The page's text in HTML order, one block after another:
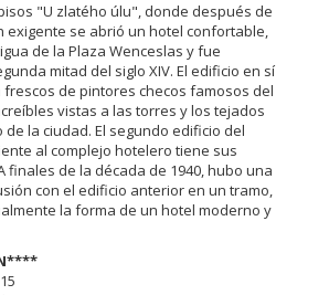
"U zlatého úlu", donde después de
exigente se abrió un hotel confortable,
de la Plaza Wenceslas y fue
mitad del siglo XIV. El edificio en sí
de pintores checos famosos del
vistas a las torres y los tejados
la ciudad. El segundo edificio del
al complejo hotelero tiene sus
finales de la década de 1940, hubo una
con el edificio anterior en un tramo,
la forma de un hotel moderno y